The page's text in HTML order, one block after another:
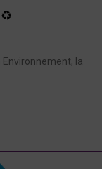
♻️
Environnement, la